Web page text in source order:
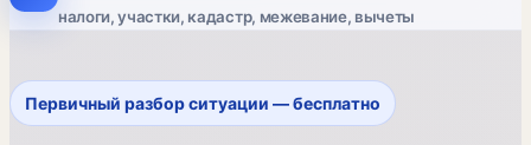
налоги, участки, кадастр, межевание, вычеты
Первичный разбор ситуации — бесплатно